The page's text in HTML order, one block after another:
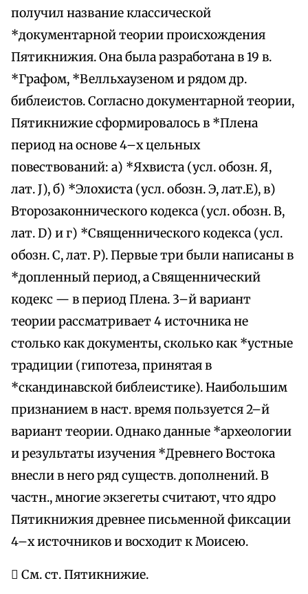
получил название классической
*документарной теории происхождения
Пятикнижия. Она была разработана в 19 в.
*Графом, *Велльхаузеном и рядом др.
библеистов. Согласно документарной теории,
Пятикнижие сформировалось в *Плена
период на основе 4–х цельных
повествований: а) *Яхвиста (усл. обозн. Я,
лат. J), б) *Элохиста (усл. обозн. Э, лат.Е), в)
Второзаконнического кодекса (усл. обозн. В,
лат. D) и г) *Священнического кодекса (усл.
обозн. С, лат. Р). Первые три были написаны в
*допленный период, а Священнический
кодекс — в период Плена. 3–й вариант
теории рассматривает 4 источника не
столько как документы, сколько как *устные
традиции (гипотеза, принятая в
*скандинавской библеистике). Наибольшим
признанием в наст. время пользуется 2–й
вариант теории. Однако данные *археологии
и результаты изучения *Древнего Востока
внесли в него ряд существ. дополнений. В
частн., многие экзегеты считают, что ядро
Пятикнижия древнее письменной фиксации
4–х источников и восходит к Моисею.
 См. ст. Пятикнижие.